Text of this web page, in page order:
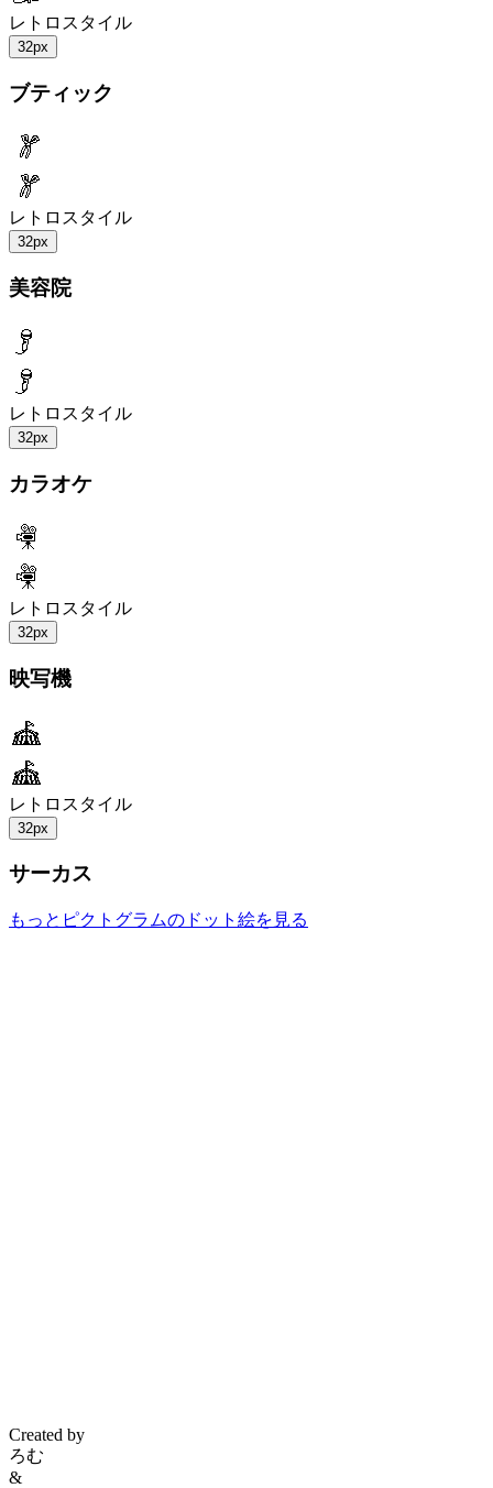
レトロスタイル
32px
ブティック
レトロスタイル
32px
美容院
レトロスタイル
32px
カラオケ
レトロスタイル
32px
映写機
レトロスタイル
32px
サーカス
もっとピクトグラムのドット絵を見る
Created by
ろむ
&